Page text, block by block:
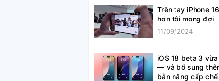
Trên tay iPhone
hơn tôi mong đợi
11/09/2024
iOS 18 beta 3
— và bổ sung
bản nâng cấp